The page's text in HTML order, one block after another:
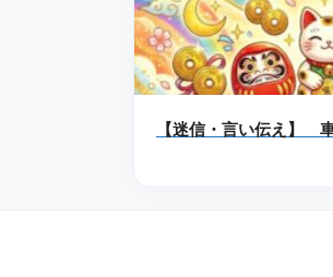
【迷信・言い伝え】